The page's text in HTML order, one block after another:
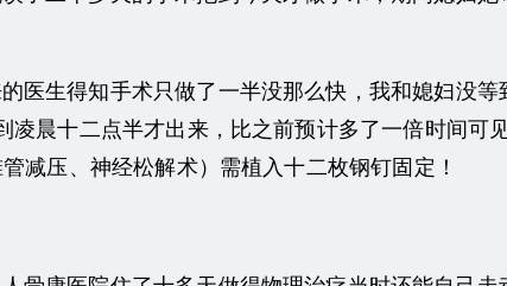
生得知手术只做了一半没那么快，我和媳妇没等
晨十二点半才出来，比之前预计多了一倍时间可
减压、神经松解术）需植入十二枚钢钉固定！